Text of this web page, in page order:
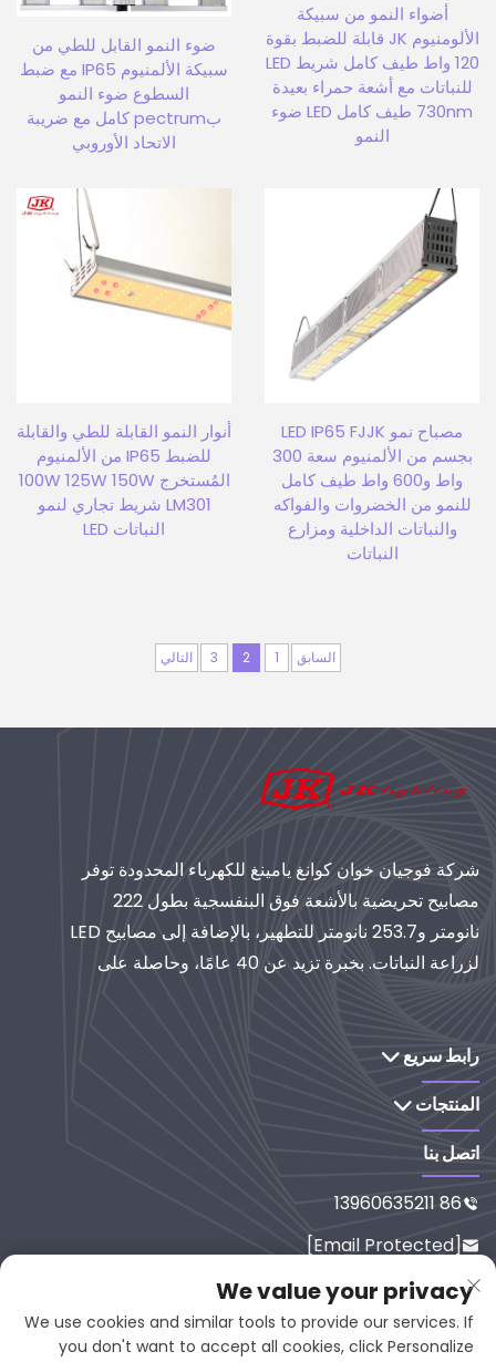
أضواء النمو من سبيكة
الألومنيوم JK قابلة للضبط بقوة
120 واط طيف كامل شريط LED
للنباتات مع أشعة حمراء بعيدة
730nm طيف كامل LED ضوء
النمو
ضوء النمو القابل للطي من
سبيكة الألمنيوم IP65 مع ضبط
السطوع ضوء النمو
بpectrum كامل مع ضريبة
الاتحاد الأوروبي
مصباح نمو LED IP65 FJJK
بجسم من الألمنيوم سعة 300
واط و600 واط طيف كامل
للنمو من الخضروات والفواكه
والنباتات الداخلية ومزارع
النباتات
أنوار النمو القابلة للطي والقابلة
للضبط IP65 من الألمنيوم
المُستخرج 100W 125W 150W
LM301 شريط تجاري لنمو
النباتات LED
السابق 1
2
3 التالي
شركة فوجيان خوان كوانغ يامينغ للكهرباء المحدودة توفر
مصابيح تحريضية بالأشعة فوق البنفسجية بطول 222
نانومتر و253.7 نانومتر للتطهير، بالإضافة إلى مصابيح LED
لزراعة النباتات. بخبرة تزيد عن 40 عامًا، وحاصلة على
رابط سريع
المنتجات
اتصل بنا

86 13960635211

[email Protected]

رقم 65-9، شارع شيسي، يانبينغ، فوجي
ان، 353001، الصين
We value your privacy
We use cookies and similar tools to provide our services. If
you don't want to accept all cookies, click Personalize